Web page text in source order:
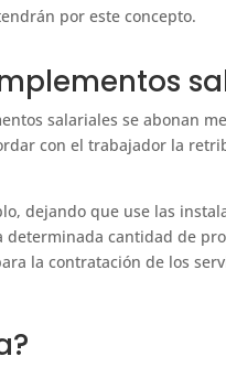
por este concepto.
salariales se abonan
con el trabajador la
dejando que use las
cantidad de
la contratación de los